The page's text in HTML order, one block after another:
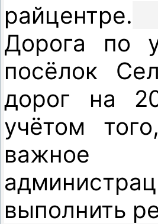
райцентре.
Дорога по
посёлок
дорог на
учётом
важное
выполнить